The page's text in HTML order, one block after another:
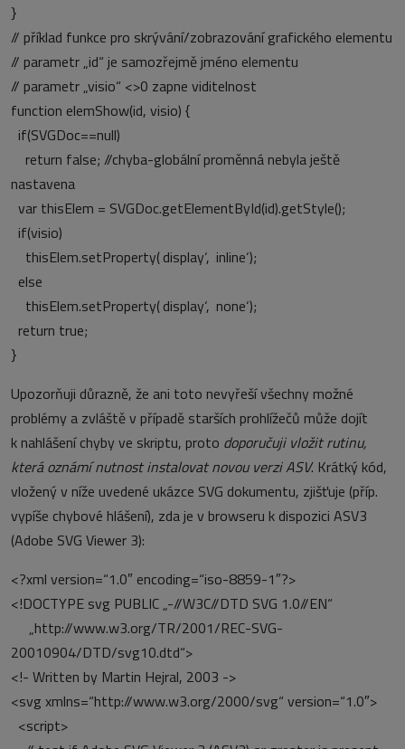
}
// příklad funkce pro skrývání/zobrazování grafického elementu
// parametr „id“ je samozřejmě jméno elementu
// parametr „visio“ <>0 zapne viditelnost
function elemShow(id, visio) {
if(SVGDoc==null)
return false; //chyba-globální proměnná nebyla ještě
nastavena
var thisElem = SVGDoc.getElementById(id).getStyle();
if(visio)
thisElem.setProperty(‚display‘, ‚inline‘);
else
thisElem.setProperty(‚display‘, ‚none‘);
return true;
}
Upozorňuji důrazně, že ani toto nevyřeší všechny možné
problémy a zvláště v případě starších prohlížečů může dojít
k nahlášení chyby ve skriptu, proto doporučuji vložit rutinu,
která oznámí nutnost instalovat novou verzi ASV. Krátký kód,
vložený v níže uvedené ukázce SVG dokumentu, zjišťuje (příp.
vypíše chybové hlášení), zda je v browseru k dispozici ASV3
(Adobe SVG Viewer 3):
<?xml version=“1.0″ encoding=“iso-8859-1″?>
<!DOCTYPE svg PUBLIC „-//W3C//DTD SVG 1.0//EN“
„http://www.w3.org/TR/2001/REC-SVG-
20010904/DTD/svg10.dtd“>
<!- Written by Martin Hejral, 2003 ->
<svg xmlns=“http://www.w3.org/2000/svg“ version=“1.0″>
<script>